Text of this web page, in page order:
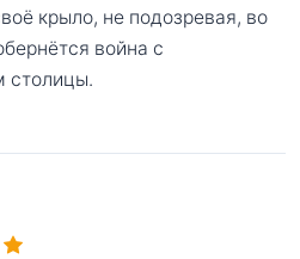
крыло, не подозревая, во
война с
столицы.